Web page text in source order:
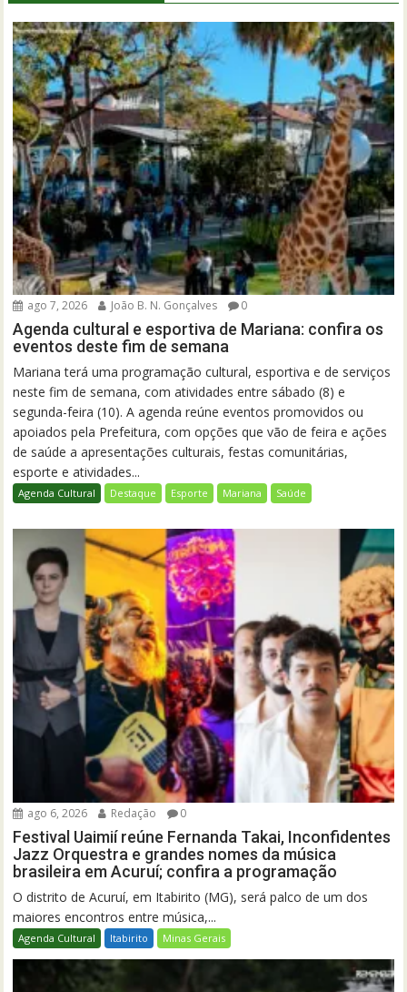
ago 7, 2026 João B. N. Gonçalves 0
Agenda cultural e esportiva de Mariana: confira os
eventos deste fim de semana
Mariana terá uma programação cultural, esportiva e de serviços
neste fim de semana, com atividades entre sábado (8) e
segunda-feira (10). A agenda reúne eventos promovidos ou
apoiados pela Prefeitura, com opções que vão de feira e ações
de saúde a apresentações culturais, festas comunitárias,
esporte e atividades...
Agenda Cultural Destaque Esporte Mariana Saúde
ago 6, 2026 Redação 0
Festival Uaimií reúne Fernanda Takai, Inconfidentes
Jazz Orquestra e grandes nomes da música
brasileira em Acuruí; confira a programação
O distrito de Acuruí, em Itabirito (MG), será palco de um dos
maiores encontros entre música,...
Agenda Cultural Itabirito Minas Gerais